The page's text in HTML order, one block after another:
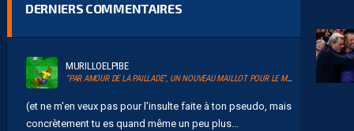
DERNIERS COMMENTAIRES
MURILLOELPIBE
“PAR AMOUR DE LA PAILLADE”, UN NOUVEAU MAILLOT POUR LE MHSC
(et ne m'en veux pas pour l'insulte faite à ton pseudo, mais
concrètement tu es quand même un peu plus...